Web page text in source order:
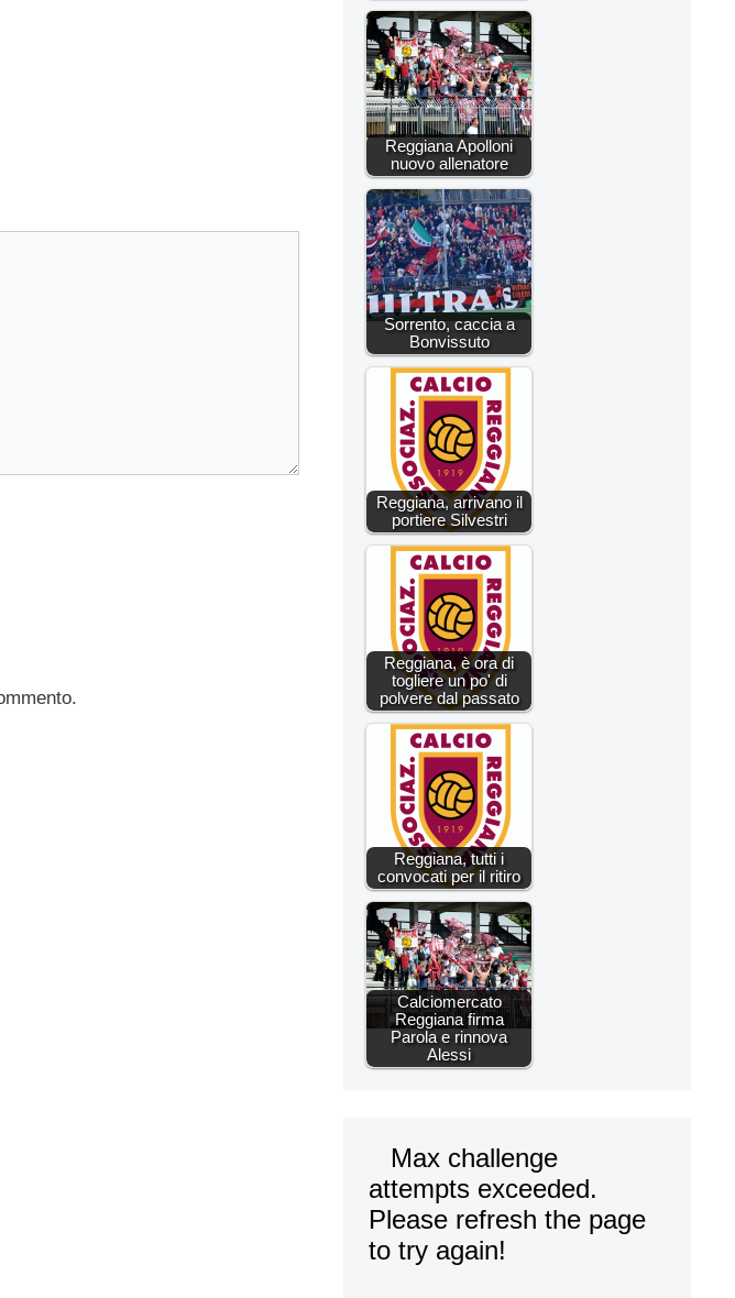
Reggiana Apolloni
nuovo allenatore
Sorrento, caccia a
Bonvissuto
Reggiana, arrivano il
portiere Silvestri
Reggiana, è ora di
togliere un po' di
polvere dal passato
Reggiana, tutti i
convocati per il ritiro
Calciomercato
Reggiana firma
Parola e rinnova
Alessi